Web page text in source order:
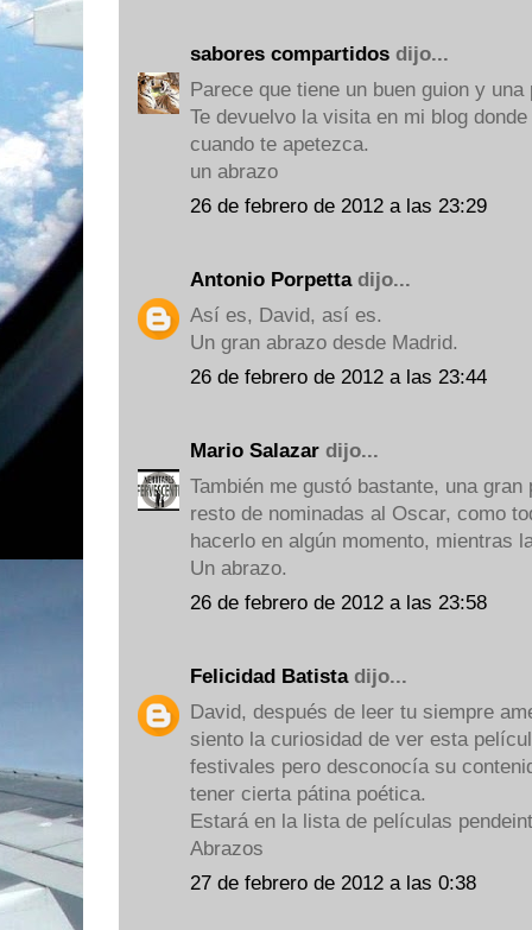
sabores compartidos dijo...
Parece que tiene un buen guion y
Te devuelvo la visita en mi blog
cuando te apetezca.
un abrazo
26 de febrero de 2012 a las 23:29
Antonio Porpettadijo...
Así es, David, así es.
Un gran abrazo desde Madrid.
26 de febrero de 2012 a las 23:44
Mario Salazar dijo...
También me gustó bastante, una
resto de nominadas al Oscar, como
hacerlo en algún momento, mientras
Un abrazo.
26 de febrero de 2012 a las 23:58
Felicidad Batistadijo...
David, después de leer tu siempre
siento la curiosidad de ver esta
festivales pero desconocía su
tener cierta pátina poética.
Estará en la lista de películas
Abrazos
27 de febrero de 2012 a las 0:38